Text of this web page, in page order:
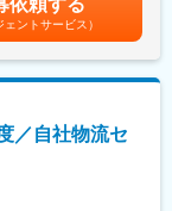
チェンジができる
れております。
り組んでおります
トもご用意してお
当するプロジェク
3月末に業績に応じ
も目安の金額であ
月給(月額)は固定手
ェントサービス）
／自社物流セ